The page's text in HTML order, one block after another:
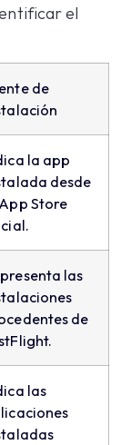
el
de
la app
desde
Store
las
de
las